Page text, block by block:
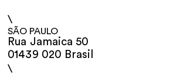
\
SÃO PAULO
Rua Jamaica 50
01439 020 Brasil
\